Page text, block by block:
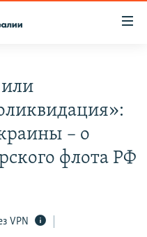
– о
флота РФ
VPN